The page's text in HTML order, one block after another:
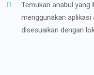
Temukan anabul yang
menggunakan
disesuaikan dengan